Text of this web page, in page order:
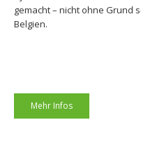
gemacht – nicht ohne Grund
Belgien.
Mehr Infos